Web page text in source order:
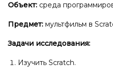
Объект: среда
Предмет: мультфильм в
Задачи исследования:
Изучить Scratch.